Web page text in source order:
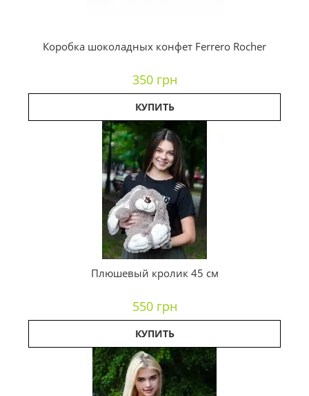
Коробка шоколадных конфет Ferrero Rocher
350 грн
КУПИТЬ
Плюшевый кролик 45 см
550 грн
КУПИТЬ